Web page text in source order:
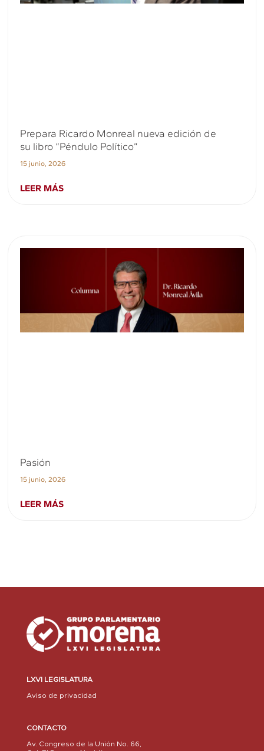
Prepara Ricardo Monreal nueva edición de
su libro “Péndulo Político”
15 junio, 2026
LEER MÁS
Pasión
15 junio, 2026
LEER MÁS
LXVI LEGISLATURA
Aviso de privacidad
CONTACTO
Av. Congreso de la Unión No. 66,